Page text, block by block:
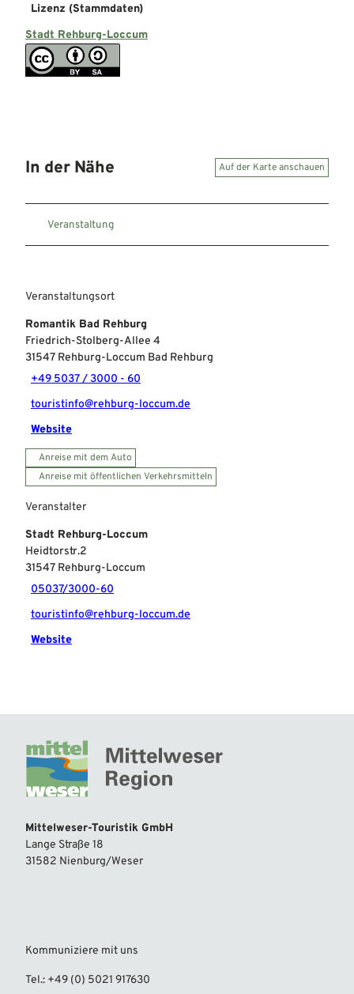
Lizenz (Stammdaten)
Stadt Rehburg-Loccum
In der Nähe Auf der Karte anschauen
Veranstaltung
Veranstaltungsort
Romantik Bad Rehburg
Friedrich-Stolberg-Allee 4
31547 Rehburg-Loccum Bad Rehburg
+49 5037 / 3000 - 60
touristinfo@rehburg-loccum.de
Website
Anreise mit dem Auto
Anreise mit öffentlichen Verkehrsmitteln
Veranstalter
Stadt Rehburg-Loccum
Heidtorstr.2
31547 Rehburg-Loccum
05037/3000-60
touristinfo@rehburg-loccum.de
Website
Mittelweser-Touristik GmbH
Lange Straße 18
31582 Nienburg/Weser
Kommuniziere mit uns
Tel.: +49 (0) 5021 917630